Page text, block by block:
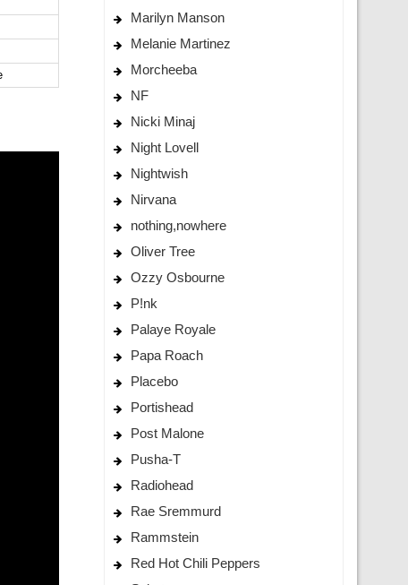
Marilyn Manson
Melanie Martinez
Morcheeba
NF
Nicki Minaj
Night Lovell
Nightwish
Nirvana
nothing,nowhere
Oliver Tree
Ozzy Osbourne
P!nk
Palaye Royale
Papa Roach
Placebo
Portishead
Post Malone
Pusha-T
Radiohead
Rae Sremmurd
Rammstein
Red Hot Chili Peppers